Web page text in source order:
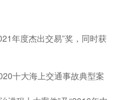
年度杰出交易”奖，同时获
十大海上交通事故典型案